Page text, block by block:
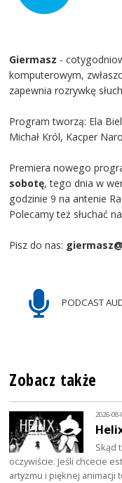
Giermasz -
komputerowym,
zapewnia rozrywkę
Program tworzą: Ela
Michał Król, Kacper
Premiera nowego
sobotę, tego dnia w
godzinie 9 na antenie
Polecamy też słuchać
Pisz do nas:
PODCAST
Zobacz także
2026-
Skąd
oczywiście. Jeśli chcecie
artyzmu i pięknej animacji